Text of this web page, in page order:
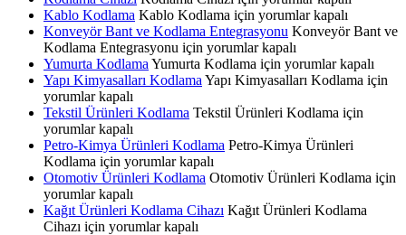
Kablo Kodlama Kablo Kodlama için yorumlar kapalı
Konveyör Bant ve Kodlama Entegrasyonu Konveyör Bant ve
Kodlama Entegrasyonu için yorumlar kapalı
Yumurta Kodlama Yumurta Kodlama için yorumlar kapalı
Yapı Kimyasalları Kodlama Yapı Kimyasalları Kodlama için
yorumlar kapalı
Tekstil Ürünleri Kodlama Tekstil Ürünleri Kodlama için
yorumlar kapalı
Petro-Kimya Ürünleri Kodlama Petro-Kimya Ürünleri
Kodlama için yorumlar kapalı
Otomotiv Ürünleri Kodlama Otomotiv Ürünleri Kodlama için
yorumlar kapalı
Kağıt Ürünleri Kodlama Cihazı Kağıt Ürünleri Kodlama
Cihazı için yorumlar kapalı